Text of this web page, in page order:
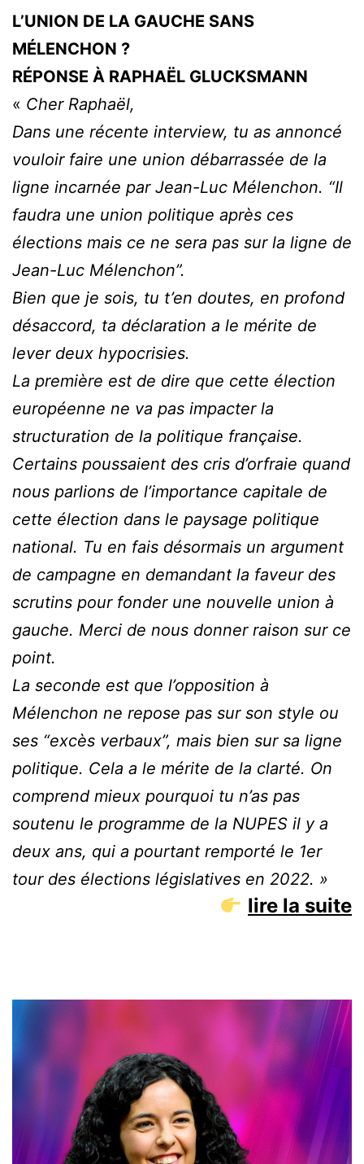
L’UNION DE LA GAUCHE SANS
MÉLENCHON ?
RÉPONSE À RAPHAËL GLUCKSMANN
« Cher Raphaël,
Dans une récente interview, tu as annoncé
vouloir faire une union débarrassée de la
ligne incarnée par Jean-Luc Mélenchon. “Il
faudra une union politique après ces
élections mais ce ne sera pas sur la ligne de
Jean-Luc Mélenchon”.
Bien que je sois, tu t’en doutes, en profond
désaccord, ta déclaration a le mérite de
lever deux hypocrisies.
La première est de dire que cette élection
européenne ne va pas impacter la
structuration de la politique française.
Certains poussaient des cris d’orfraie quand
nous parlions de l’importance capitale de
cette élection dans le paysage politique
national. Tu en fais désormais un argument
de campagne en demandant la faveur des
scrutins pour fonder une nouvelle union à
gauche. Merci de nous donner raison sur ce
point.
La seconde est que l’opposition à
Mélenchon ne repose pas sur son style ou
ses “excès verbaux”, mais bien sur sa ligne
politique. Cela a le mérite de la clarté. On
comprend mieux pourquoi tu n’as pas
soutenu le programme de la NUPES il y a
deux ans, qui a pourtant remporté le 1er
tour des élections législatives en 2022. »
lire la suite